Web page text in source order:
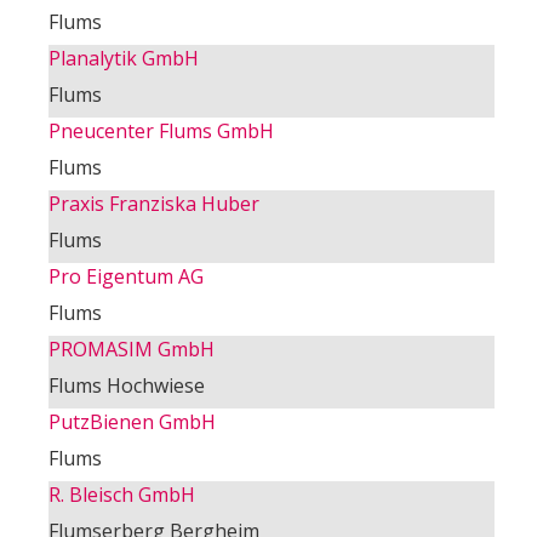
Flums
Planalytik GmbH
Flums
Pneucenter Flums GmbH
Flums
Praxis Franziska Huber
Flums
Pro Eigentum AG
Flums
PROMASIM GmbH
Flums Hochwiese
PutzBienen GmbH
Flums
R. Bleisch GmbH
Flumserberg Bergheim